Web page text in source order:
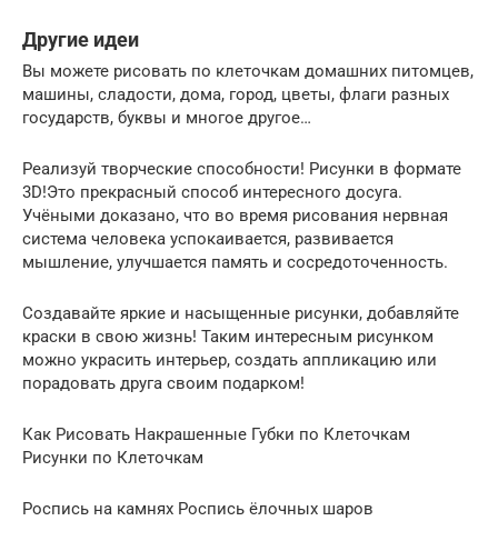
Другие идеи
Вы можете рисовать по клеточкам домашних питомцев,
машины, сладости, дома, город, цветы, флаги разных
государств, буквы и многое другое…
Реализуй творческие способности! Рисунки в формате
3D!Это прекрасный способ интересного досуга.
Учёными доказано, что во время рисования нервная
система человека успокаивается, развивается
мышление, улучшается память и сосредоточенность.
Создавайте яркие и насыщенные рисунки, добавляйте
краски в свою жизнь! Таким интересным рисунком
можно украсить интерьер, создать аппликацию или
порадовать друга своим подарком!
Как Рисовать Накрашенные Губки по Клеточкам
Рисунки по Клеточкам
Роспись на камнях Роспись ёлочных шаров